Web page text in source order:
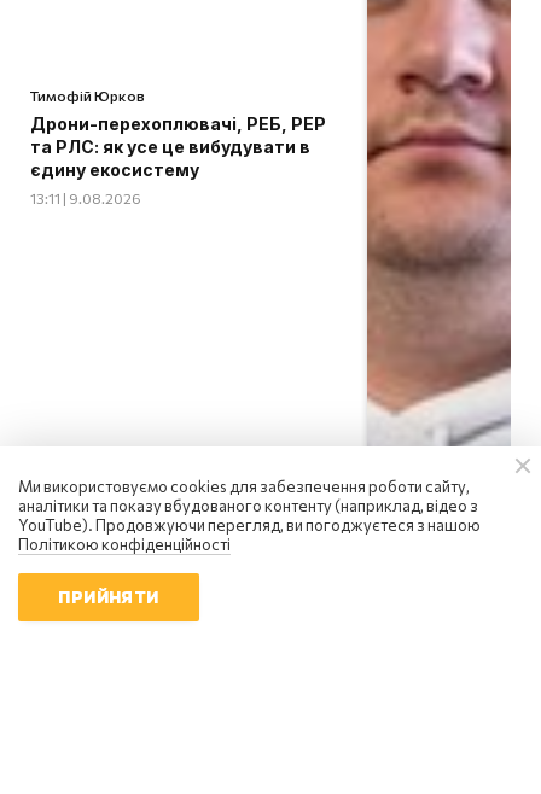
Тимофій Юрков
Дрони-перехоплювачі, РЕБ, РЕР
та РЛС: як усе це вибудувати в
єдину екосистему
13:11 | 9.08.2026
Ми використовуємо cookies для забезпечення роботи сайту,
аналітики та показу вбудованого контенту (наприклад, відео з
YouTube). Продовжуючи перегляд, ви погоджуєтеся з нашою
Політикою конфіденційності
ПРИЙНЯТИ